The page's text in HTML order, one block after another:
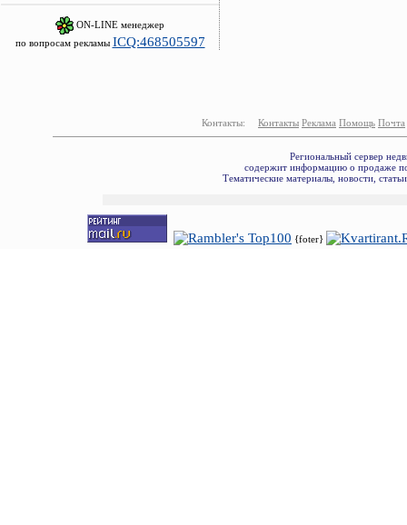
ON-LINE менеджер
по вопросам рекламы ICQ:468505597
Контакты: Контакты Реклама Помощь Почта
Региональный сервер
содержит информацию о продаже
Тематические материалы, новости,
{foter}